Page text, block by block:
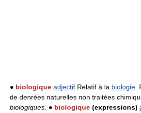
● biologique adjectif Relatif à la biologie
de denrées naturelles non traitées
biologiques. ● biologique (expressions)